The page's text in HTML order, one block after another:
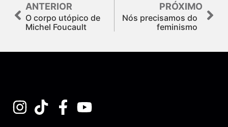
ANTERIOR
O corpo utópico de
Michel Foucault
PRÓXIMO
Nós precisamos do
feminismo